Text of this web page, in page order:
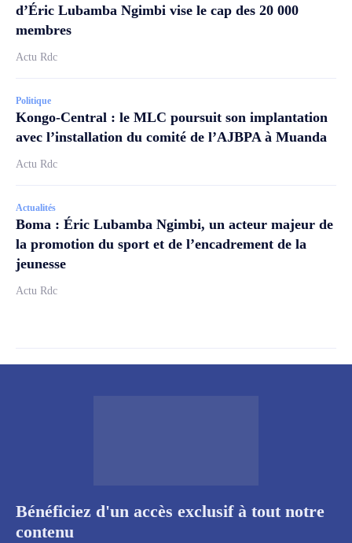
d’Éric Lubamba Ngimbi vise le cap des 20 000
membres
Actu Rdc
Politique
Kongo-Central : le MLC poursuit son implantation
avec l’installation du comité de l’AJBPA à Muanda
Actu Rdc
Actualités
Boma : Éric Lubamba Ngimbi, un acteur majeur de
la promotion du sport et de l’encadrement de la
jeunesse
Actu Rdc
Bénéficiez d'un accès exclusif à tout notre
contenu